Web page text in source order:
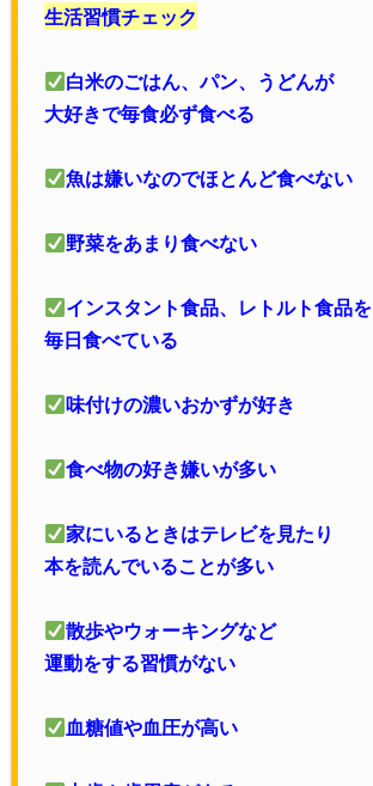
生活習慣チェック
白米のごはん、パン、うどんが
大好きで毎食必ず食べる
魚は嫌いなのでほとんど食べない
野菜をあまり食べない
インスタント食品、レトルト食品を
毎日食べている
味付けの濃いおかずが好き
食べ物の好き嫌いが多い
家にいるときはテレビを見たり
本を読んでいることが多い
散歩やウォーキングなど
運動をする習慣がない
血糖値や血圧が高い